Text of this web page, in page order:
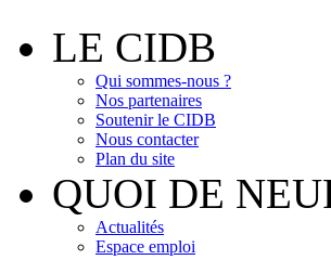
LE CIDB
Qui sommes-nous ?
Nos partenaires
Soutenir le CIDB
Nous contacter
Plan du site
QUOI DE
Actualités
Espace emploi